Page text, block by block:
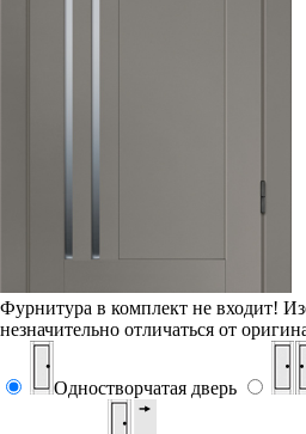
Фурнитура в комплект не входит!
незначительно отличаться от
Одностворчатая дверь